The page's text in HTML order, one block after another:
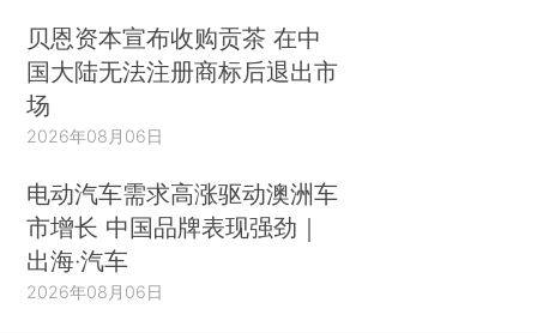
贝恩资本宣布收购贡茶 在中
国大陆无法注册商标后退出市
场
2026年08月06日
电动汽车需求高涨驱动澳洲车
市增长 中国品牌表现强劲｜
出海·汽车
2026年08月06日